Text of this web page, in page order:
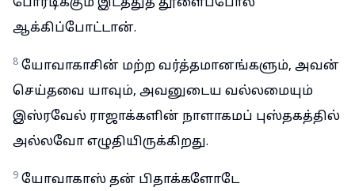
போரடிக்கும் இடத்துத் தூளைப்போல
ஆக்கிப்போட்டான்.
8 யோவாகாசின் மற்ற வர்த்தமானங்களும், அவன்
செய்தவை யாவும், அவனுடைய வல்லமையும்
இஸ்ரவேல் ராஜாக்களின் நாளாகமப் புஸ்தகத்தில்
அல்லவோ எழுதியிருக்கிறது.
9 யோவாகாஸ் தன் பிதாக்களோடே